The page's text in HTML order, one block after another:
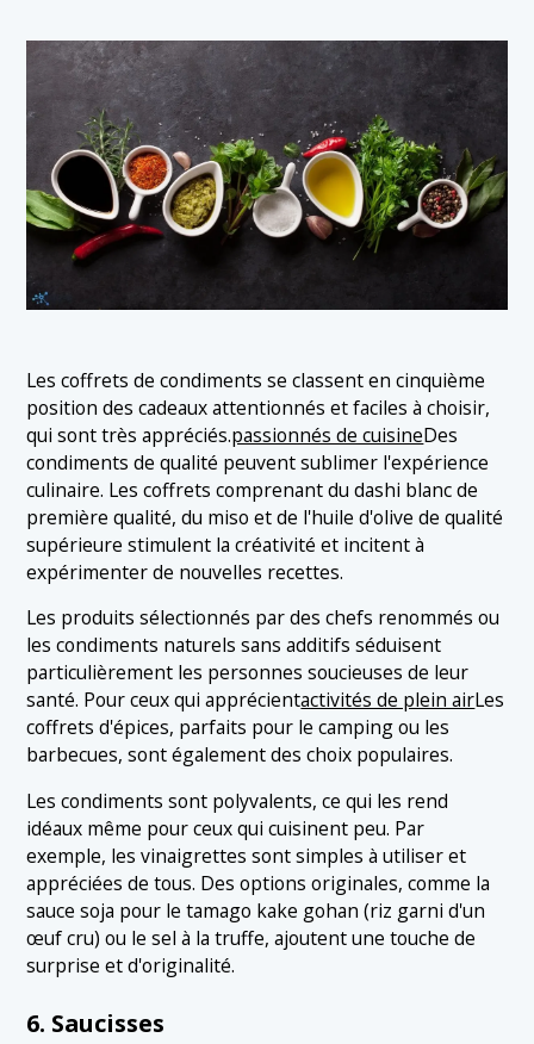
Les coffrets de condiments se classent en cinquième
position des cadeaux attentionnés et faciles à choisir,
qui sont très appréciés.passionnés de cuisineDes
condiments de qualité peuvent sublimer l'expérience
culinaire. Les coffrets comprenant du dashi blanc de
première qualité, du miso et de l'huile d'olive de qualité
supérieure stimulent la créativité et incitent à
expérimenter de nouvelles recettes.
Les produits sélectionnés par des chefs renommés ou
les condiments naturels sans additifs séduisent
particulièrement les personnes soucieuses de leur
santé. Pour ceux qui apprécientactivités de plein airLes
coffrets d'épices, parfaits pour le camping ou les
barbecues, sont également des choix populaires.
Les condiments sont polyvalents, ce qui les rend
idéaux même pour ceux qui cuisinent peu. Par
exemple, les vinaigrettes sont simples à utiliser et
appréciées de tous. Des options originales, comme la
sauce soja pour le tamago kake gohan (riz garni d'un
œuf cru) ou le sel à la truffe, ajoutent une touche de
surprise et d'originalité.
6. Saucisses